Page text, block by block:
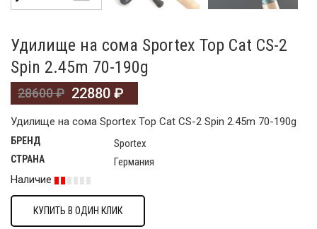
Удилище на сома Sportex Top Cat CS-2
Spin 2.45m 70-190g
28600₽ 22880 ₽
Удилище на сома Sportex Top Cat CS-2 Spin 2.45m 70-190g
БРЕНД Sportex
СТРАНА
Германия
Наличие
КУПИТЬ В ОДИН КЛИК